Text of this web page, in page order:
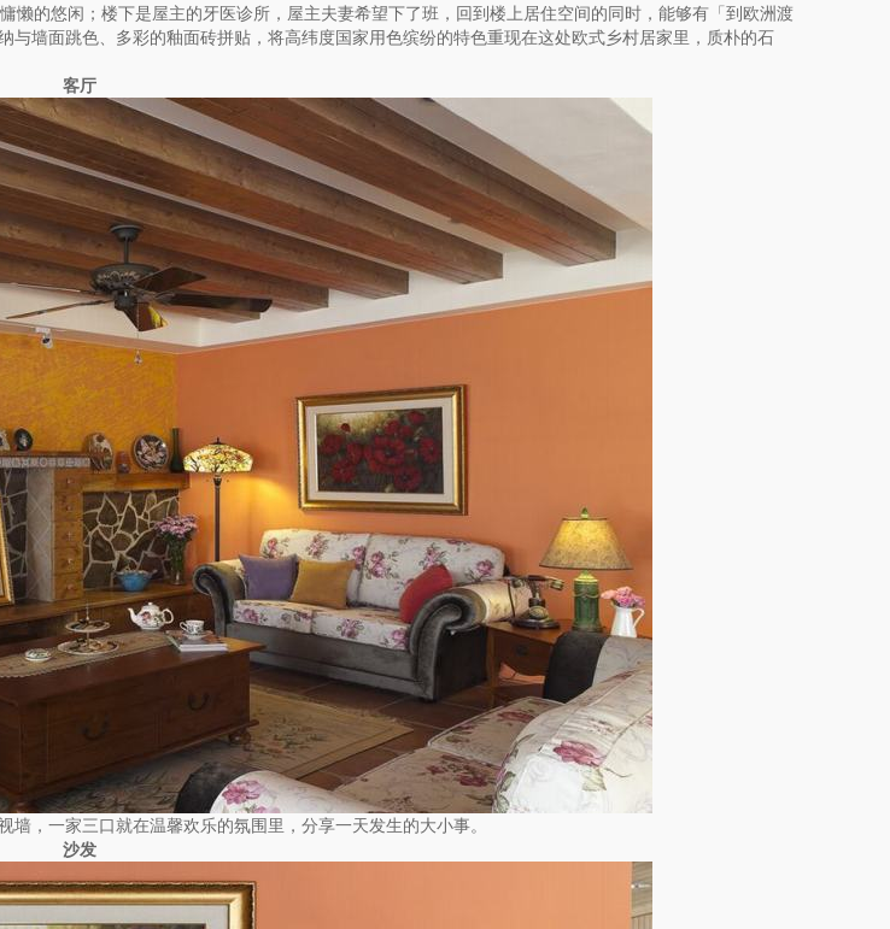
的悠闲；楼下是屋主的牙医诊所，屋主夫妻希望下了班，回到楼上居住空间的同时，能够有「到欧洲渡
墙面跳色、多彩的釉面砖拼贴，将高纬度国家用色缤纷的特色重现在这处欧式乡村居家里，质朴的石
客厅
，一家三口就在温馨欢乐的氛围里，分享一天发生的大小事。
沙发